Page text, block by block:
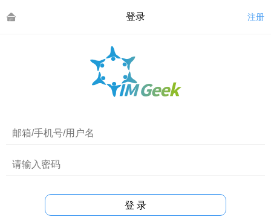
登录 注册